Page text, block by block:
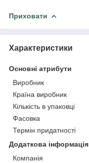
Приховати
Характеристики
Основні атрибути
Виробник
Країна виробник
Кількість в упаковці
Фасовка
Термін придатності
Додаткова інформація
Компанія